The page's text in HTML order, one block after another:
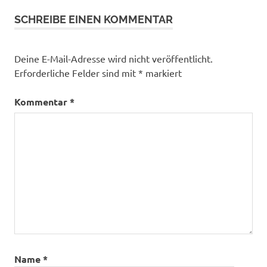
SCHREIBE EINEN KOMMENTAR
Deine E-Mail-Adresse wird nicht veröffentlicht.
Erforderliche Felder sind mit * markiert
Kommentar*
Name*